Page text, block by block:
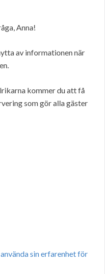
Anna!
av informationen när
kommer du att få
som gör alla gäster
sin erfarenhet för